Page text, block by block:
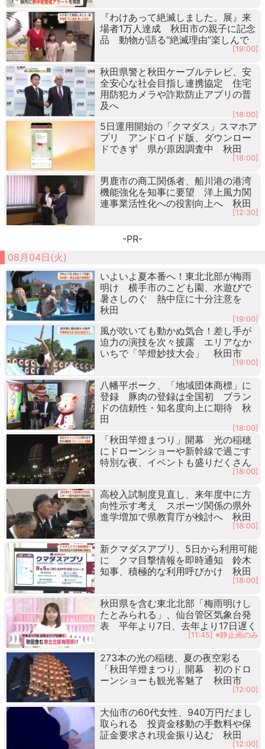
『わけあって絶滅しました。展』来
場者1万人達成 秋田市の親子に記念
品 動物が語る“絶滅理由”楽しんで
[19:00]
秋田県警と秋田ケーブルテレビ、安
全安心な社会目指し連携協定 住宅
用防犯カメラや詐欺防止アプリの普
及へ
[18:00]
5日運用開始の「クマダス」スマホア
プリ アンドロイド版、ダウンロー
ドできず 県が原因調査中 秋田
[18:00]
男鹿市の商工関係者、船川港の港湾
機能強化を知事に要望 洋上風力関
連事業活性化への役割向上へ 秋田
[12:30]
-PR-
08月04日(火)
いよいよ夏本番へ！東北北部が梅雨
明け 横手市のこども園、水遊びで
暑さしのぐ 熱中症に十分注意を
秋田
[19:00]
風が吹いても動かぬ気合！差し手が
迫力の演技を次々披露 エリアなか
いちで「竿燈妙技大会」 秋田市
[19:00]
八幡平ポーク、「地域団体商標」に
登録 豚肉の登録は全国初 ブラン
ドの信頼性・知名度向上に期待 秋
田
[18:00]
「秋田竿燈まつり」開幕 光の稲穂
にドローンショーや新幹線で過ごす
特別な夜、イベントも盛りだくさん
[18:00]
高校入試制度見直し、来年度中に方
向性示す考え スポーツ関係の県外
進学増加で県教育庁が検討へ 秋田
[18:00]
新クマダスアプリ、5日から利用可能
に クマ目撃情報を即時通知 鈴木
知事、積極的な利用呼びかけ 秋田
[18:00]
秋田県を含む東北北部「梅雨明けし
たとみられる」、仙台管区気象台発
表 平年より7日、去年より17日遅く
[11:45] ※静止画のみ
273本の光の稲穂、夏の夜空彩る
「秋田竿燈まつり」開幕 初のドロ
ーンショーも観光客魅了 秋田市
[12:00]
大仙市の60代女性、940万円だまし
取られる 投資金移動の手数料や保
証金要求され現金振り込む 秋田
[12:00]